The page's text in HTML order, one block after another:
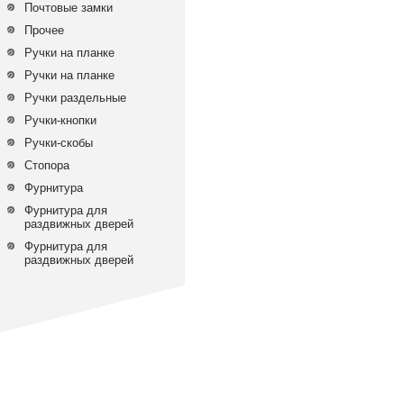
Почтовые замки
Прочее
Ручки на планке
Ручки на планке
Ручки раздельные
Ручки-кнопки
Ручки-скобы
Стопора
Фурнитура
Фурнитура для
раздвижных дверей
Фурнитура для
раздвижных дверей